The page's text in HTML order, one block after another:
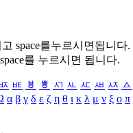
space를누르시면됩니다.
를 누르시면 됩니다.
ㅷ ㅸ ㅹ ㅺ ㅻ ㅼ ㅽ ㅾ ㅿ
α β γ δ ε ζ η θ ι κ λ μ ν ξ ο π